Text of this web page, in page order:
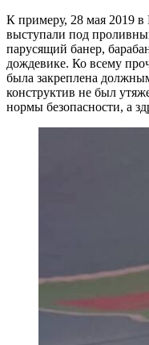
К примеру, 28 мая 2019
выступали под
парусящий банер,
дождевике. Ко всему
была закреплена
конструктив не был
нормы безопасности, а